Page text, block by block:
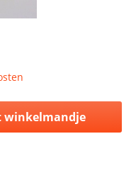
winkelmandje